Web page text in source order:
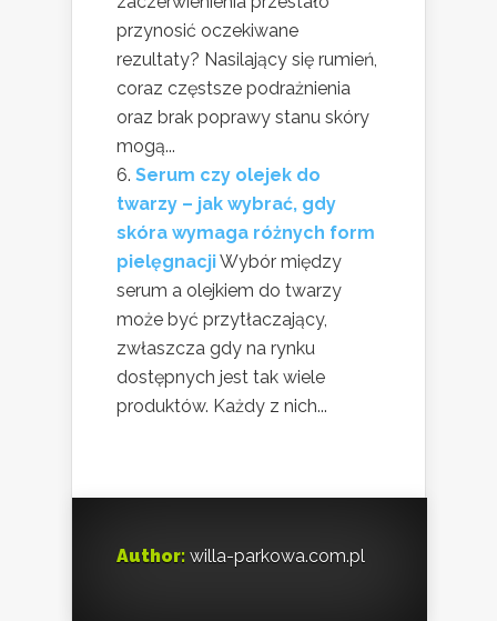
przynosić oczekiwane
rezultaty? Nasilający się rumień,
coraz częstsze podrażnienia
oraz brak poprawy stanu skóry
mogą...
Serum czy olejek do
twarzy – jak wybrać, gdy
skóra wymaga różnych form
pielęgnacjiWybór między
serum a olejkiem do twarzy
może być przytłaczający,
zwłaszcza gdy na rynku
dostępnych jest tak wiele
produktów. Każdy z nich...
Author: willa-parkowa.com.pl